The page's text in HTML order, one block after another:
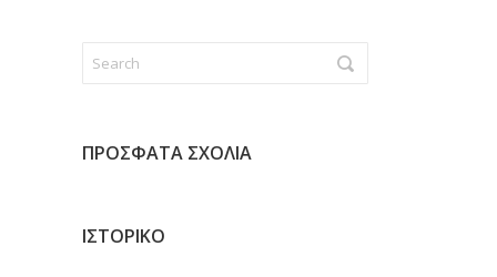
ΠΡΌΣΦΑΤΑ ΣΧΌΛΙΑ
ΙΣΤΟΡΙΚΌ